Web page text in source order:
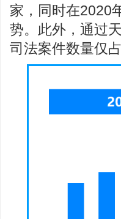
家，同时在2020
势。此外，通过
司法案件数量仅